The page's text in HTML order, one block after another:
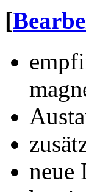
[
neue